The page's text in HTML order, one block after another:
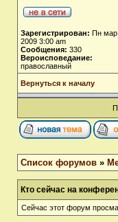
Зарегистрирован: Пн мар
2009 3:00 am
Сообщения: 330
Вероисповедание:
православный
Вернуться к началу
Список форумов »
Кто сейчас на
Сейчас этот форум